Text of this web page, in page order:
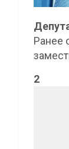
Ранее
2